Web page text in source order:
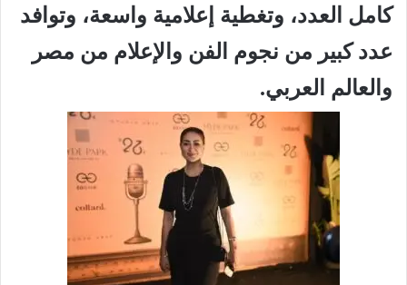
كامل العدد، وتغطية إعلامية واسعة، وتوافد
عدد كبير من نجوم الفن والإعلام من مصر
والعالم العربي.